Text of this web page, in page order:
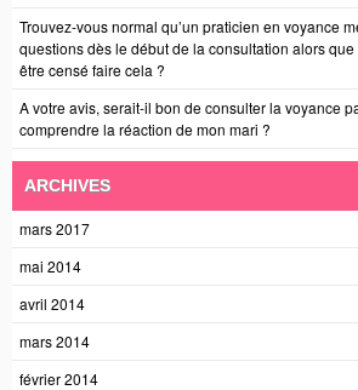
Trouvez-vous normal qu’un praticien en voyance
questions dès le début de la consultation alors que
être censé faire cela ?
A votre avis, serait-il bon de consulter la voyance
comprendre la réaction de mon mari ?
ARCHIVES
mars 2017
mai 2014
avril 2014
mars 2014
février 2014